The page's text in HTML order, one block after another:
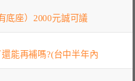
底座）2000元誠可議
能再補嗎?(台中半年內